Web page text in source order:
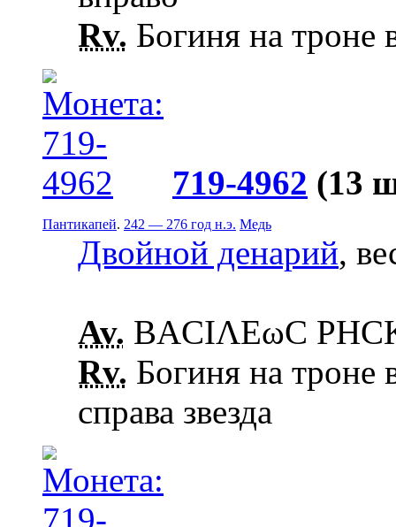
Rv. Богиня на троне
719-4962 (13
Пантикапей. 242 — 276 год н.э. Медь
Двойной денарий,
Av. ΒΑCΙΛΕωC
Rv. Богиня на троне
справа звезда